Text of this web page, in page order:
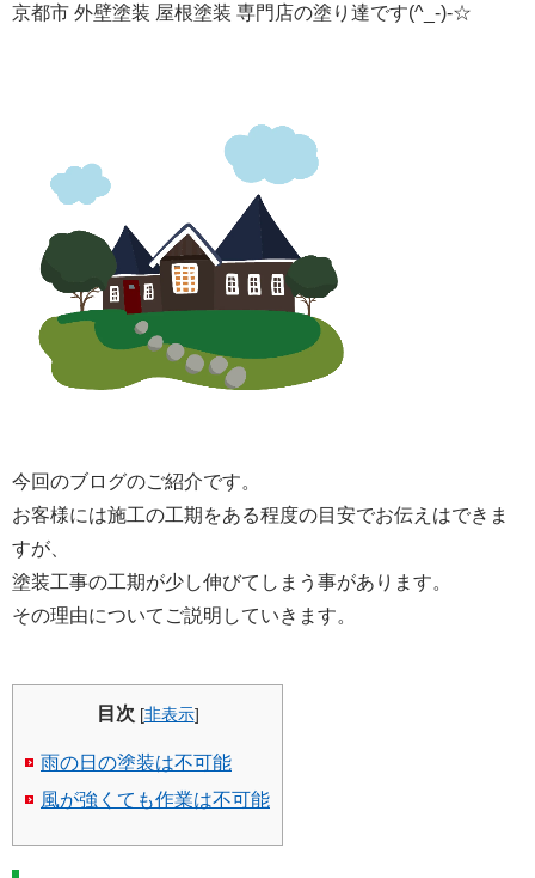
京都市 外壁塗装 屋根塗装 専門店の塗り達です(^_-)-☆
今回のブログのご紹介です。
お客様には施工の工期をある程度の目安でお伝えはできま
すが、
塗装工事の工期が少し伸びてしまう事があります。
その理由についてご説明していきます。
目次 [非表示]
雨の日の塗装は不可能
風が強くても作業は不可能